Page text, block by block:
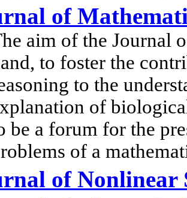
of
aim of the Journal
to foster the
to the
of
be a forum for the
of a
of Nonlinear